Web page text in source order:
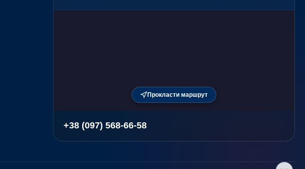
Прокласти маршрут
+38 (097) 568-66-58